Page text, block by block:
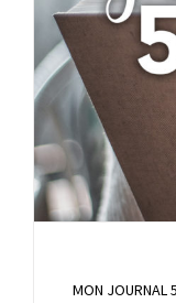
MON